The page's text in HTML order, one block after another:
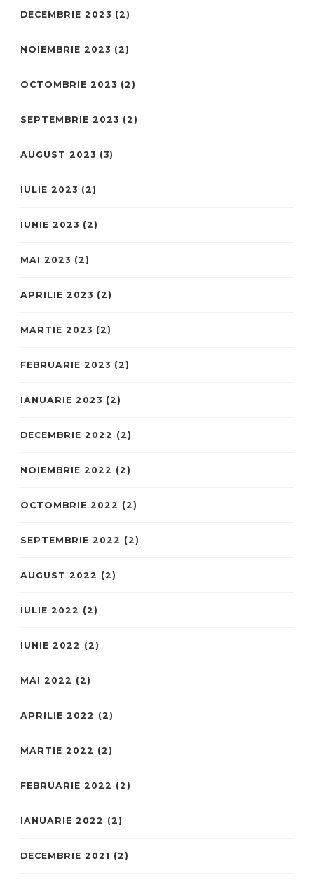
DECEMBRIE 2023 (2)
NOIEMBRIE 2023 (2)
OCTOMBRIE 2023 (2)
SEPTEMBRIE 2023 (2)
AUGUST 2023 (3)
IULIE 2023 (2)
IUNIE 2023 (2)
MAI 2023 (2)
APRILIE 2023 (2)
MARTIE 2023 (2)
FEBRUARIE 2023 (2)
IANUARIE 2023 (2)
DECEMBRIE 2022 (2)
NOIEMBRIE 2022 (2)
OCTOMBRIE 2022 (2)
SEPTEMBRIE 2022 (2)
AUGUST 2022 (2)
IULIE 2022 (2)
IUNIE 2022 (2)
MAI 2022 (2)
APRILIE 2022 (2)
MARTIE 2022 (2)
FEBRUARIE 2022 (2)
IANUARIE 2022 (2)
DECEMBRIE 2021 (2)